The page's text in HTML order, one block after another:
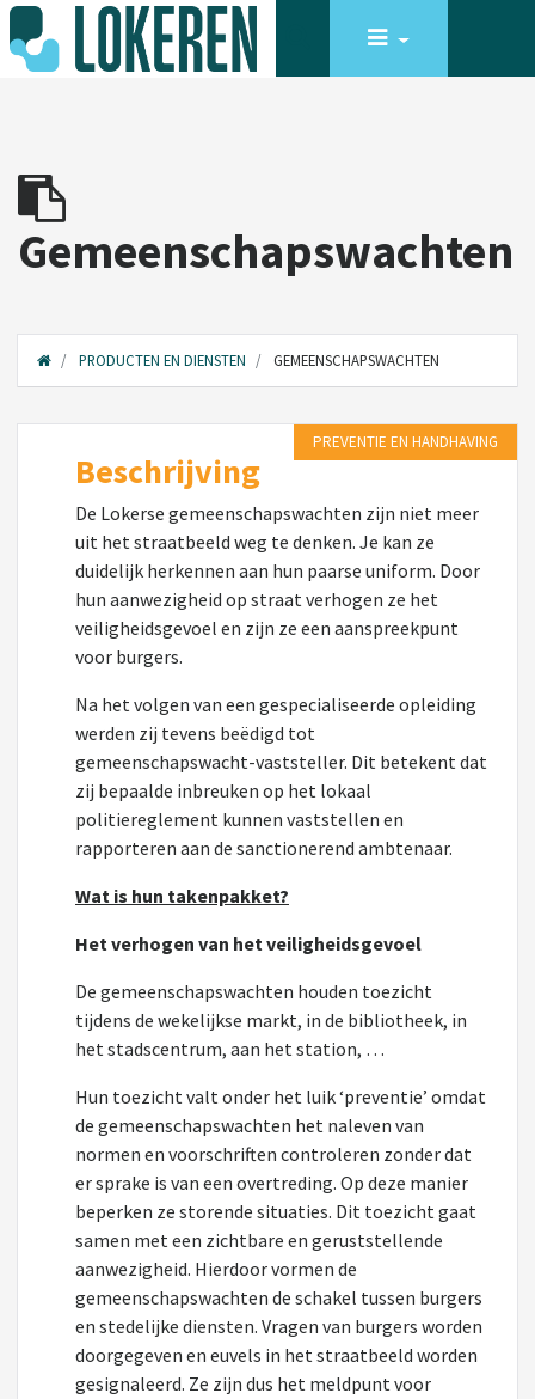
Gemeenschapswachten
PRODUCTEN EN DIENSTEN GEMEENSCHAPSWACHTEN
PREVENTIE EN HANDHAVING
Beschrijving
De Lokerse gemeenschapswachten zijn niet meer
uit het straatbeeld weg te denken. Je kan ze
duidelijk herkennen aan hun paarse uniform. Door
hun aanwezigheid op straat verhogen ze het
veiligheidsgevoel en zijn ze een aanspreekpunt
voor burgers.
Na het volgen van een gespecialiseerde opleiding
werden zij tevens beëdigd tot
gemeenschapswacht-vaststeller. Dit betekent dat
zij bepaalde inbreuken op het lokaal
politiereglement kunnen vaststellen en
rapporteren aan de sanctionerend ambtenaar.
Wat is hun takenpakket?
Het verhogen van het veiligheidsgevoel
De gemeenschapswachten houden toezicht
tijdens de wekelijkse markt, in de bibliotheek, in
het stadscentrum, aan het station, …
Hun toezicht valt onder het luik ‘preventie’ omdat
de gemeenschapswachten het naleven van
normen en voorschriften controleren zonder dat
er sprake is van een overtreding. Op deze manier
beperken ze storende situaties. Dit toezicht gaat
samen met een zichtbare en geruststellende
aanwezigheid. Hierdoor vormen de
gemeenschapswachten de schakel tussen burgers
en stedelijke diensten. Vragen van burgers worden
doorgegeven en euvels in het straatbeeld worden
gesignaleerd. Ze zijn dus het meldpunt voor